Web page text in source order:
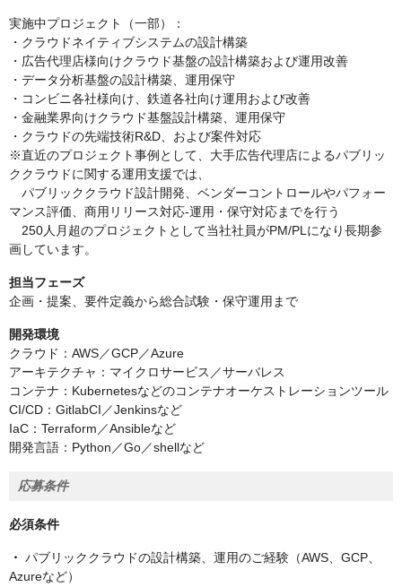
実施中プロジェクト（一部）：
・クラウドネイティブシステムの設計構築
・広告代理店様向けクラウド基盤の設計構築および運用改善
・データ分析基盤の設計構築、運用保守
・コンビニ各社様向け、鉄道各社向け運用および改善
・金融業界向けクラウド基盤設計構築、運用保守
・クラウドの先端技術R&D、および案件対応
※直近のプロジェクト事例として、大手広告代理店によるパブリッ
ククラウドに関する運用支援では、
パブリッククラウド設計開発、ベンダーコントロールやパフォー
マンス評価、商用リリース対応-運用・保守対応までを行う
250人月超のプロジェクトとして当社社員がPM/PLになり長期参
画しています。
担当フェーズ
企画・提案、要件定義から総合試験・保守運用まで
開発環境
クラウド：AWS／GCP／Azure
アーキテクチャ：マイクロサービス／サーバレス
コンテナ：Kubernetesなどのコンテナオーケストレーションツール
CI/CD：GitlabCI／Jenkinsなど
IaC：Terraform／Ansibleなど
開発言語：Python／Go／shellなど
応募条件
必須条件
・ パブリッククラウドの設計構築、運用のご経験（AWS、GCP、
Azureなど）